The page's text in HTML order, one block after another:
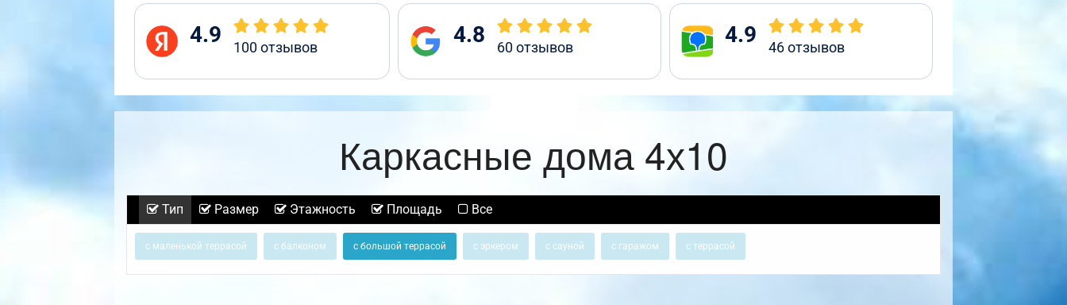
4.9 100отзывов 4.8 60отзывов 4.9 46отзывов
Каркасные дома 4х10
Тип Размер Этажность Площадь Все
с маленькой террасой с балконом с большой террасой с эркером с сауной с гаражом с террасой